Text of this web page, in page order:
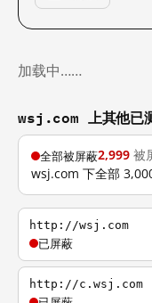
加载中……
wsj.com 上其他已
全部被屏蔽2,999 被
wsj.com 下全部
http://wsj.com
已屏蔽
http://c.wsj.com